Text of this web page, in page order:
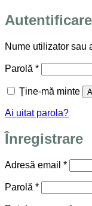
Autentificare
Nume utilizator sau
Parolă *Obligatoriu
Ține-mă minte
Ai uitat parola?
Înregistrare
Adresă email *
Parolă *Obligatoriu